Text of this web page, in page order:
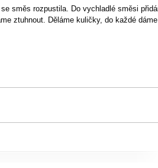
směs rozpustila. Do vychladlé směsi
ztuhnout. Děláme kuličky, do každé dáme